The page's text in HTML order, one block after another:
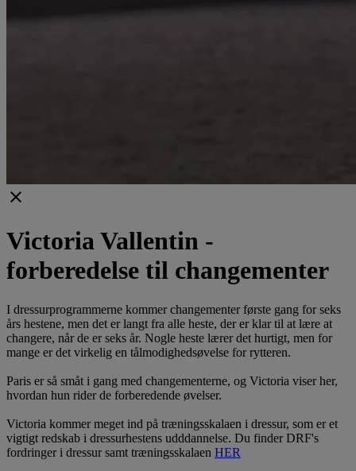
clear
Victoria Vallentin -
forberedelse til changementer
I dressurprogrammerne kommer changementer første gang for seks
års hestene, men det er langt fra alle heste, der er klar til at lære at
changere, når de er seks år. Nogle heste lærer det hurtigt, men for
mange er det virkelig en tålmodighedsøvelse for rytteren.
Paris er så småt i gang med changementerne, og Victoria viser her,
hvordan hun rider de forberedende øvelser.
Victoria kommer meget ind på træningsskalaen i dressur, som er et
vigtigt redskab i dressurhestens udddannelse. Du finder DRF's
fordringer i dressur samt træningsskalaen HER